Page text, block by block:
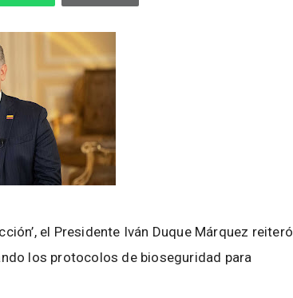
el Presidente Iván Duque Márquez reiteró
los protocolos de bioseguridad para